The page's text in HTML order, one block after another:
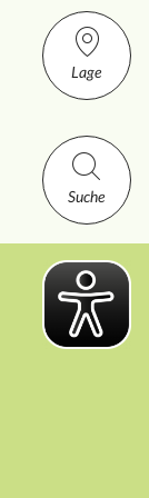
Lage
Suche